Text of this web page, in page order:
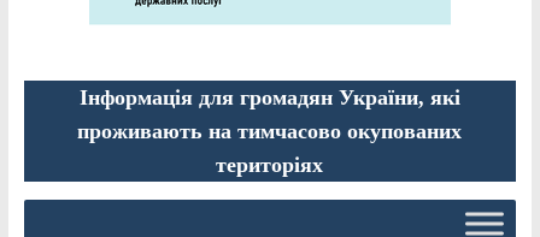
Інформація для громадян України, які
проживають на тимчасово окупованих
територіях